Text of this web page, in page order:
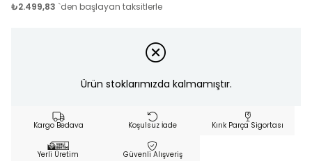
₺2.499,83 `den başlayan taksitlerle
Ürün stoklarımızda kalmamıştır.
Kargo Bedava Koşulsuz İade Kırık Parça Sigortası
Yerli Üretim Güvenli Alışveriş